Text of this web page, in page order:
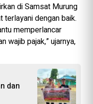
di Samsat Murung
terlayani dengan baik.
memperlancar
wajib pajak,” ujarnya,
dan